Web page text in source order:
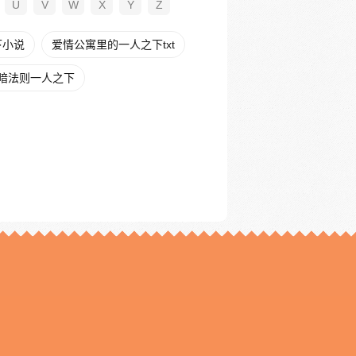
U V W X Y Z
说 爱情公寓里的一人之下txt
法则一人之下